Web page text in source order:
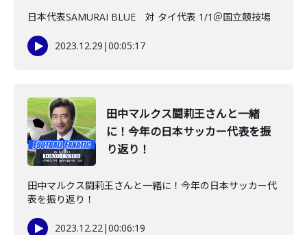
日本代表SAMURAI BLUE 対 タイ代表 1/1＠国立競技場
2023.12.29 |00:05:17
田中マルクス闘莉王さんと一緒
に！今年の日本サッカー代表を振
り返り！
田中マルクス闘莉王さんと一緒に！今年の日本サッカー代
表を振り返り！
2023.12.22|00:06:19